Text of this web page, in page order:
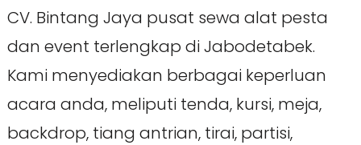
CV. Bintang Jaya pusat sewa alat pesta
dan event terlengkap di Jabodetabek.
Kami menyediakan berbagai keperluan
acara anda, meliputi tenda, kursi, meja,
backdrop, tiang antrian, tirai, partisi,